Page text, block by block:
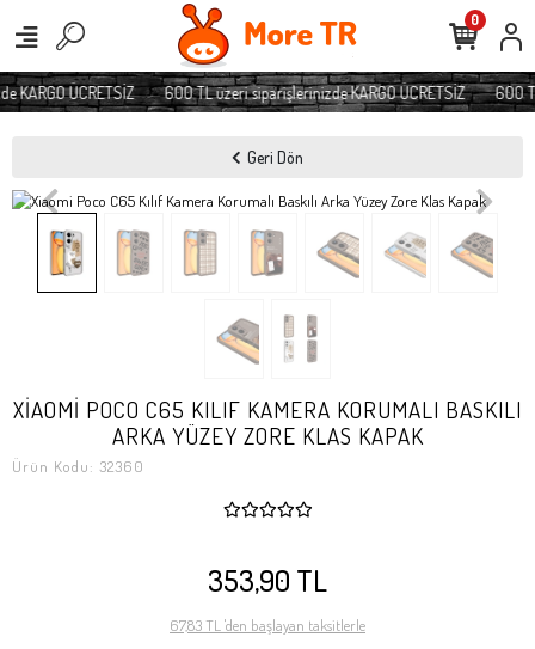
ÜCRETSİZ 600 TL üzeri siparişlerinizde KARGO ÜCRETSİZ 600
0
Geri Dön
XİAOMİ POCO C65 KILIF KAMERA KORUMALI BASKILI
ARKA YÜZEY ZORE KLAS KAPAK
Ürün Kodu: 32360
353,90 TL
67,83 TL 'den başlayan taksitlerle